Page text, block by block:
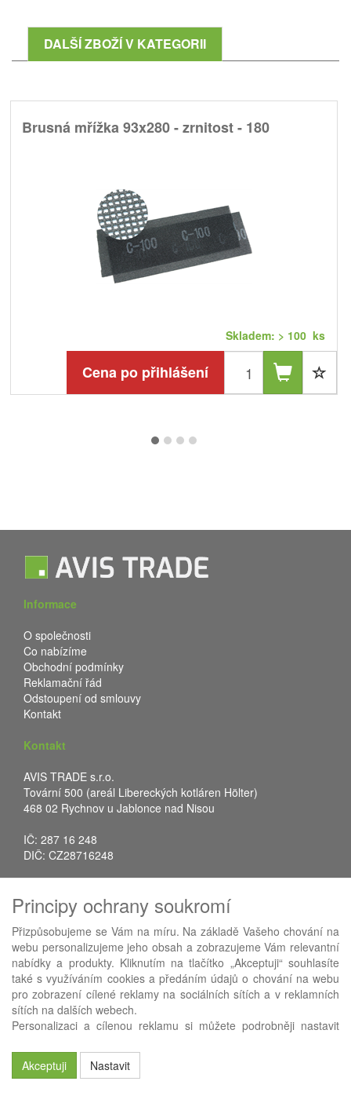
DALŠÍ ZBOŽÍ V KATEGORII
Brusná mřížka 93x280 - zrnitost - 180
Skladem: > 100 ks
Cena po přihlášení
Informace
O společnosti
Co nabízíme
Obchodní podmínky
Reklamační řád
Odstoupení od smlouvy
Kontakt
Kontakt
AVIS TRADE s.r.o.
Tovární 500 (areál Libereckých kotláren Hölter)
468 02 Rychnov u Jablonce nad Nisou
IČ: 287 16 248
DIČ: CZ28716248
Fax: +420 483 034 590
E-mail:info@avistrade.cz
Web:www.avistrade.cz
Používáme ABRA eShop- nejlepší řešení e-commerce pro náš
Principy ochrany soukromí
Přizpůsobujeme se Vám na míru. Na základě Vašeho chování na
webu personalizujeme jeho obsah a zobrazujeme Vám relevantní
nabídky a produkty. Kliknutím na tlačítko „Akceptuji“ souhlasíte
také s využíváním cookies a předáním údajů o chování na webu
pro zobrazení cílené reklamy na sociálních sítích a v reklamních
sítích na dalších webech.
Personalizaci a cílenou reklamu si můžete podrobněji nastavit
Akceptuji
Nastavit